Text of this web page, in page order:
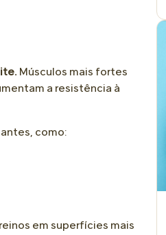
Músculos mais fortes
a resistência à
como:
em superfícies mais